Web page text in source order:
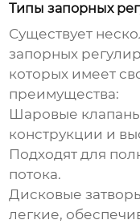
Типы запорных
Существует
запорных
которых имеет
преимущества:
Шаровые
конструкции и
Подходят для
потока.
Дисковые
легкие,